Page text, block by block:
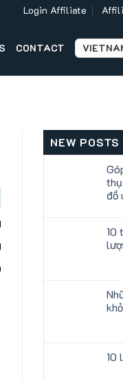
Login Affiliate
CONTACT
NEW POSTS
đồ
10
10